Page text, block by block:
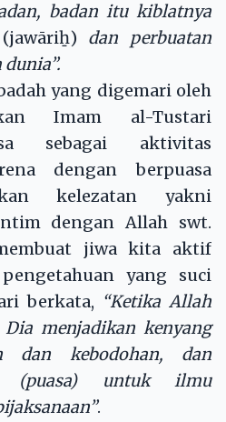
badan itu kiblatnya
(jawāriẖ) dan perbuatan
yang digemari oleh
Imam al-Tustari
sebagai aktivitas
dengan berpuasa
kelezatan yakni
dengan Allah swt.
jiwa kita aktif
yang suci
berkata, “Ketika Allah
menjadikan kenyang
dan kebodohan, dan
(puasa) untuk ilmu
.